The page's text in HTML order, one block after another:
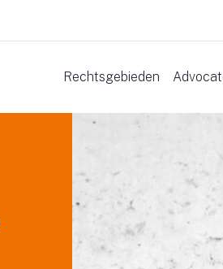
Rechtsgebieden